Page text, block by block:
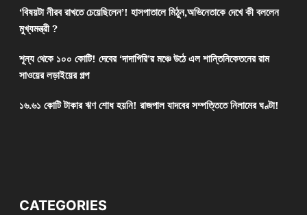
‘বিষয়টা নীরব রাখতে চেয়েছিলেন’! হাসপাতালে মিঠুন,অভিনেতাকে দেখে কী বললেন
মুখ্যমন্ত্রী ?
শূন্য থেকে ১০০ কোটি! দেবের ‘দাদাগিরি’র মঞ্চে উঠে এল শান্তিনিকেতনের রাম
সাওয়ের লড়াইয়ের গল্প
১৬.৬১ কোটি টাকার ঋণ শোধ হয়নি! রাজপাল যাদবের সম্পত্তিতে নিলামের ঘণ্টা!
CATEGORIES